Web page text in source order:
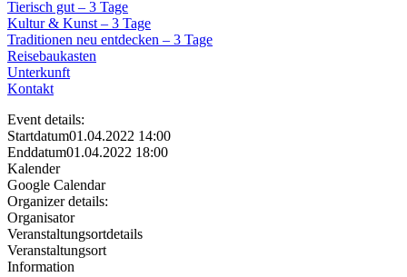
Tierisch gut – 3 Tage
Kultur & Kunst – 3 Tage
Traditionen neu entdecken – 3 Tage
Reisebaukasten
Unterkunft
Kontakt
Event details:
Startdatum01.04.2022 14:00
Enddatum01.04.2022 18:00
Kalender
Google Calendar
Organizer details:
Organisator
Veranstaltungsortdetails
Veranstaltungsort
Information